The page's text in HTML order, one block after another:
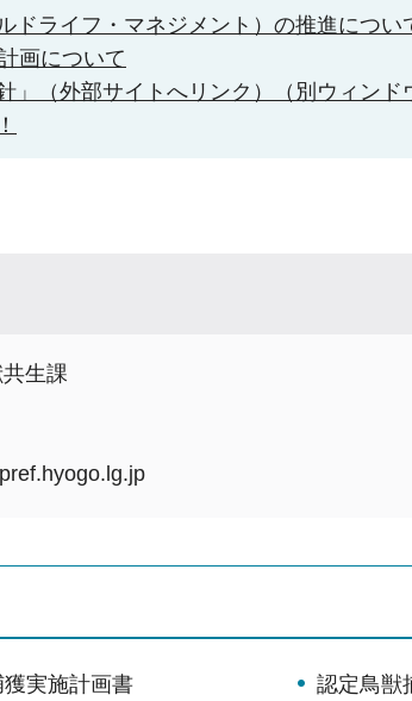
ドライフ・マネジメント）の推進につい
画について
」（外部サイトへリンク）（別ウィンド
生課
実施計画書 認定鳥獣